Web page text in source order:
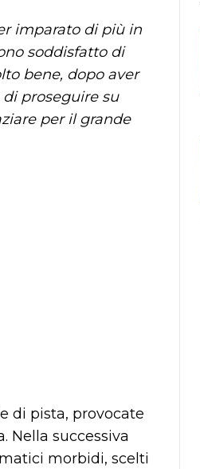
imparato di più in
soddisfatto di
bene, dopo aver
proseguire su
per il grande
di pista, provocate
Nella successiva
morbidi, scelti